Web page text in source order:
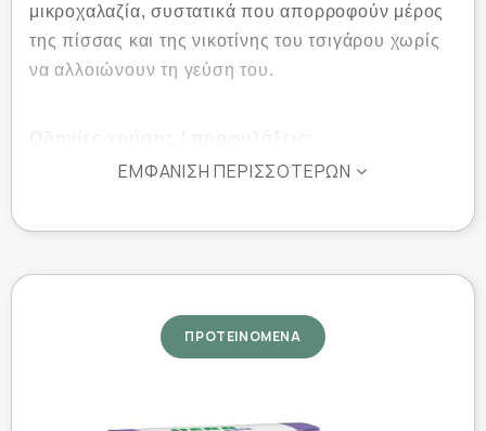
μικροχαλαζία, συστατικά που απορροφούν μέρος
της πίσσας και της νικοτίνης του τσιγάρου χωρίς
να αλλοιώνουν τη γεύση του.
Ένα φίλτρο HERB είναι αποτελεσματικό
μαυρίσει, πρέπει να αντικατασταθεί.
πρέπει να χρησιμοποιείται για άλλον λόγο.
ΕΜΦΆΝΙΣΗ ΠΕΡΙΣΣΌΤΕΡΩΝ
ΠΡΟΤΕΙΝΟΜΕΝΑ